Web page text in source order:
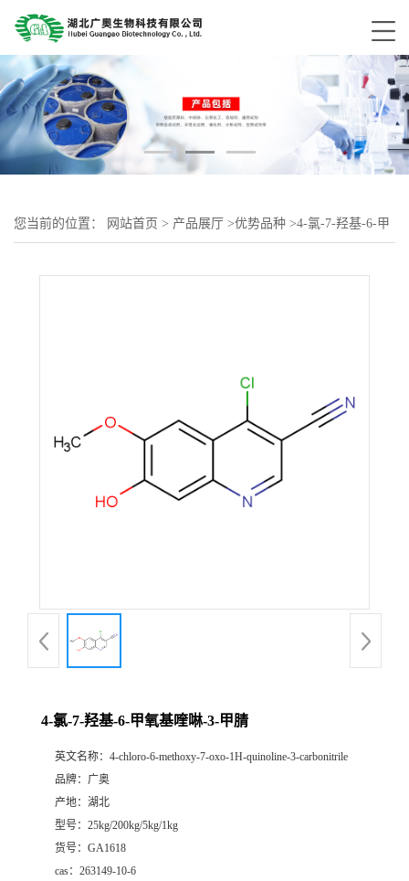
您当前的位置： 网站首页 > 产品展厅 >优势品种 >4-氯-7-羟基-6-甲
4-氯-7-羟基-6-甲氧基喹啉-3-甲腈
英文名称： 4-chloro-6-methoxy-7-oxo-1H-quinoline-3-carbonitrile
品牌： 广奥
产地： 湖北
型号： 25kg/200kg/5kg/1kg
货号： GA1618
cas： 263149-10-6